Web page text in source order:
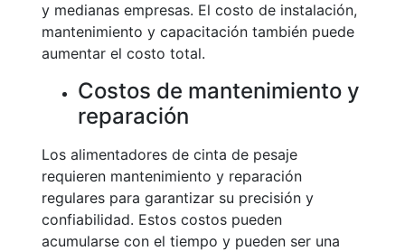
y medianas empresas. El costo de instalación,
mantenimiento y capacitación también puede
aumentar el costo total.
Costos de mantenimiento y
reparación
Los alimentadores de cinta de pesaje
requieren mantenimiento y reparación
regulares para garantizar su precisión y
confiabilidad. Estos costos pueden
acumularse con el tiempo y pueden ser una